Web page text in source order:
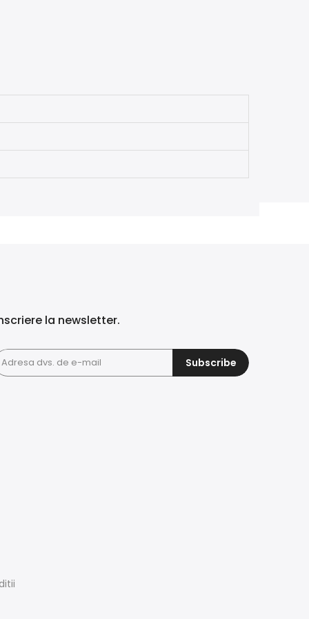
la newsletter.
Subscribe